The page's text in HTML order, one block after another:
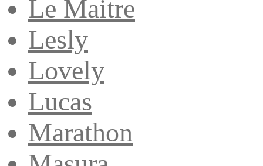
Le Maitre
Lesly
Lovely
Lucas
Marathon